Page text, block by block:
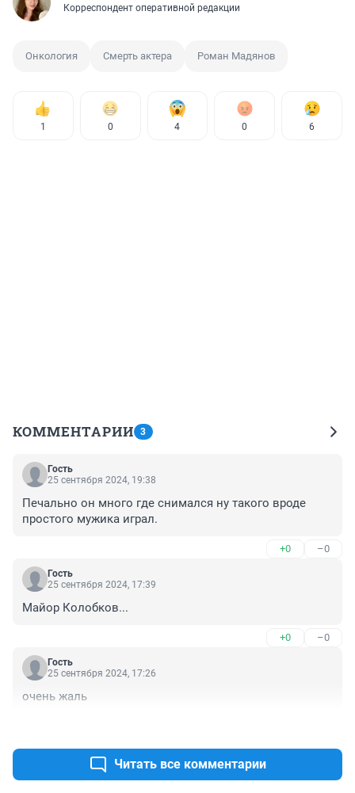
Корреспондент оперативной редакции
Онкология Смерть актера Роман Мадянов
1 0 4 0 6
КОММЕНТАРИИ 3
Гость
25 сентября 2024, 19:38
Печально он много где снимался ну такого вроде
простого мужика играл.
+0 –0
Гость
25 сентября 2024, 17:39
Майор Колобков...
+0 –0
Гость
25 сентября 2024, 17:26
очень жаль
Читать все комментарии